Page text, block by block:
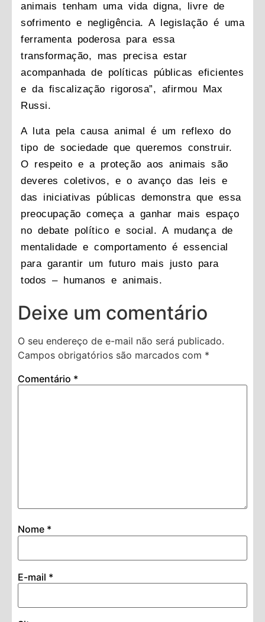
animais tenham uma vida digna, livre de
sofrimento e negligência. A legislação é uma
ferramenta poderosa para essa
transformação, mas precisa estar
acompanhada de políticas públicas eficientes
e da fiscalização rigorosa”, afirmou Max
Russi.
A luta pela causa animal é um reflexo do
tipo de sociedade que queremos construir.
O respeito e a proteção aos animais são
deveres coletivos, e o avanço das leis e
das iniciativas públicas demonstra que essa
preocupação começa a ganhar mais espaço
no debate político e social. A mudança de
mentalidade e comportamento é essencial
para garantir um futuro mais justo para
todos – humanos e animais.
Deixe um comentário
O seu endereço de e-mail não será publicado.
Campos obrigatórios são marcados com *
Comentário *
Nome *
E-mail *